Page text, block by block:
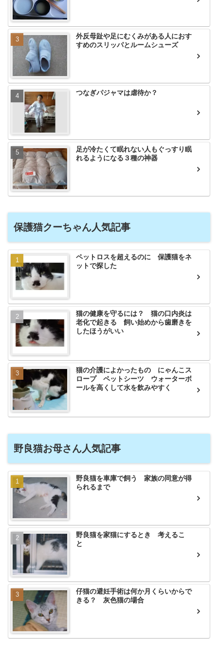
外反母趾や足にむくみがある人におす
すめのスリッパとルームシューズ
つなぎパジャマは虐待か？
足が冷たくて眠れない人もぐっすり眠
れるようになる３種の神器
保護猫クーちゃん人気記事
ペットロスを超えるのに 保護猫をネ
ットで探した
猫の健康を守るには？ 猫の口内炎は
老化で起きる 飼い始めから歯磨きを
したほうがいい
猫の介護によかったもの にゃんこス
ロープ ペットシーツ ウォーターボ
ールを高くして水を飲みやすく
野良猫お母さん人気記事
野良猫を車庫で飼う 家族の同意が得
られるまで
野良猫を家猫にするとき 考えるこ
と
仔猫の避妊手術は何か月くらいからで
きる？ 灰色猫の場合